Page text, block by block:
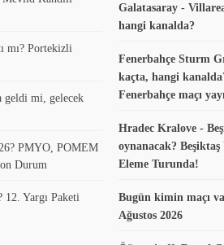
mı? Portekizli
geldi mi, gelecek
PMYO, POMEM
Durum
12. Yargı Paketi
Galatasaray -
hangi kanalda?
Fenerbahçe Sturm
kaçta, hangi
Fenerbahçe maçı
Hradec Kralove -
oynanacak?
Eleme Turunda!
Bugün kimin maçı
Ağustos 2026